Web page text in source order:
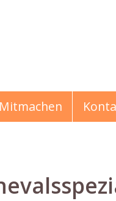
Mitmachen